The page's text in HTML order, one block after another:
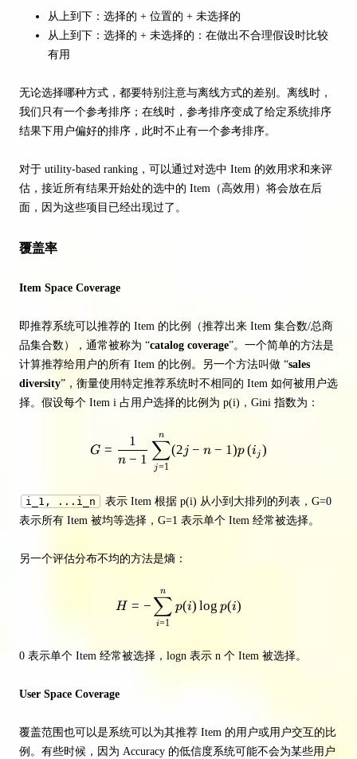
从上到下：选择的 + 位置的 + 未选择的
从上到下：选择的 + 未选择的：在做出不合理假设时比较
有用
无论选择哪种方式，都要特别注意与离线方式的差别。离线时，
我们只有一个参考排序；在线时，参考排序变成了给定系统排序
结果下用户偏好的排序，此时不止有一个参考排序。
对于 utility-based ranking，可以通过对选中 Item 的效用求和来评
估，接近所有结果开始处的选中的 Item（高效用）将会放在后
面，因为这些项目已经出现过了。
覆盖率
Item Space Coverage
即推荐系统可以推荐的 Item 的比例（推荐出来 Item 集合数/总商
品集合数），通常被称为 “catalog coverage”。一个简单的方法是
计算推荐给用户的所有 Item 的比例。另一个方法叫做 “sales
diversity”，衡量使用特定推荐系统时不相同的 Item 如何被用户选
择。假设每个 Item i 占用户选择的比例为 p(i)，Gini 指数为：
G =
n − 1
1
j=1
∑
n
(2j − n − 1)p (ij )
i_1, ...i_n
表示 Item 根据 p(i) 从小到大排列的列表，G=0
表示所有 Item 被均等选择，G=1 表示单个 Item 经常被选择。
另一个评估分布不均的方法是熵：
H = −
i=1
∑
n
p(i) log p(i)
0 表示单个 Item 经常被选择，logn 表示 n 个 Item 被选择。
User Space Coverage
覆盖范围也可以是系统可以为其推荐 Item 的用户或用户交互的比
例。有些时候，因为 Accuracy 的低信度系统可能不会为某些用户